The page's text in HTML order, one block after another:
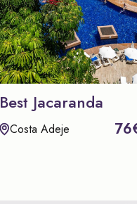
Best Jacaranda
Costa Adeje